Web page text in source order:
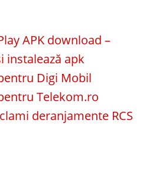
APK download –
instalează apk
Digi Mobil
Telekom.ro
deranjamente RCS